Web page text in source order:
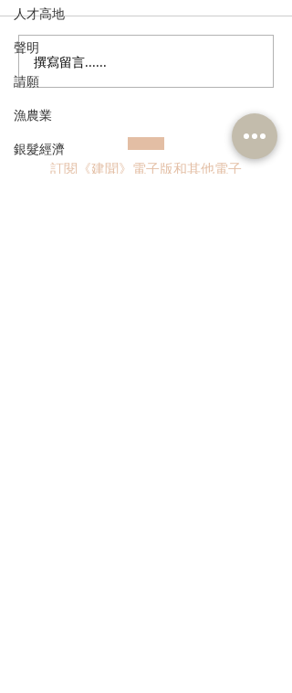
人才高地
聲明
請願
漁農業
銀髮經濟
多了解、規律生活、保持
社交，有助改善「長新
冠」患者負面情緒
撰寫留言......
訂閱《建聞》電子版和其他電子